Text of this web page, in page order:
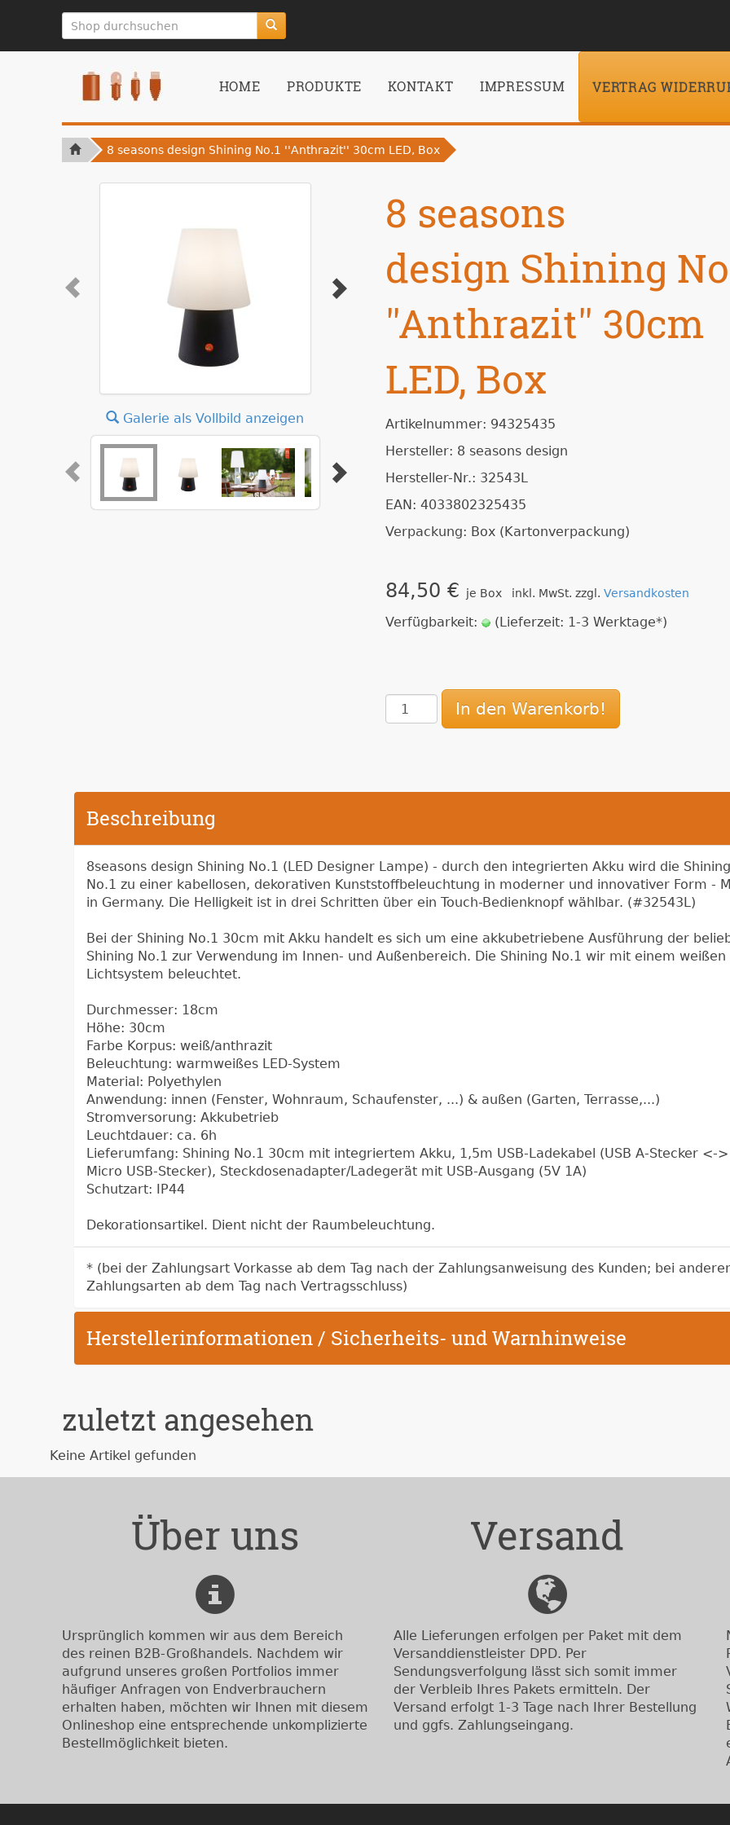
Hauptinhalt
springen
HOME PRODUKTE KONTAKT IMPRESSUM VERTRAG
8 seasons design Shining No.1 ''Anthrazit'' 30cm LED, Box
8 seasons
design Shining
''Anthrazit'' 30cm
LED, Box
Artikelnummer: 94325435
Hersteller: 8 seasons design
Hersteller-Nr.: 32543L
EAN: 4033802325435
Verpackung: Box (Kartonverpackung)
84,50 € je Box inkl. MwSt. zzgl. Versandkosten
Verfügbarkeit: (Lieferzeit: 1-3 Werktage*)
In den Warenkorb!
Galerie als Vollbild anzeigen
Beschreibung
8seasons design Shining No.1 (LED Designer Lampe) - durch den integrierten Akku wird die Shining
No.1 zu einer kabellosen, dekorativen Kunststoffbeleuchtung in moderner und innovativer Form -
in Germany. Die Helligkeit ist in drei Schritten über ein Touch-Bedienknopf wählbar. (#32543L)
Bei der Shining No.1 30cm mit Akku handelt es sich um eine akkubetriebene Ausführung der
Shining No.1 zur Verwendung im Innen- und Außenbereich. Die Shining No.1 wir mit einem weißen
Lichtsystem beleuchtet.
Durchmesser: 18cm
Höhe: 30cm
Farbe Korpus: weiß/anthrazit
Beleuchtung: warmweißes LED-System
Material: Polyethylen
Anwendung: innen (Fenster, Wohnraum, Schaufenster, ...) & außen (Garten, Terrasse,...)
Stromversorung: Akkubetrieb
Leuchtdauer: ca. 6h
Lieferumfang: Shining No.1 30cm mit integriertem Akku, 1,5m USB-Ladekabel (USB A-Stecker <->
Micro USB-Stecker), Steckdosenadapter/Ladegerät mit USB-Ausgang (5V 1A)
Schutzart: IP44
Dekorationsartikel. Dient nicht der Raumbeleuchtung.
* (bei der Zahlungsart Vorkasse ab dem Tag nach der Zahlungsanweisung des Kunden; bei
Zahlungsarten ab dem Tag nach Vertragsschluss)
Herstellerinformationen / Sicherheits- und Warnhinweise
zuletzt angesehen
Keine Artikel gefunden
Über uns
Ursprünglich kommen wir aus dem Bereich
des reinen B2B-Großhandels. Nachdem wir
aufgrund unseres großen Portfolios immer
häufiger Anfragen von Endverbrauchern
erhalten haben, möchten wir Ihnen mit diesem
Onlineshop eine entsprechende unkomplizierte
Bestellmöglichkeit bieten.
Versand
Alle Lieferungen erfolgen per Paket mit dem
Versanddienstleister DPD. Per
Sendungsverfolgung lässt sich somit immer
der Verbleib Ihres Pakets ermitteln. Der
Versand erfolgt 1-3 Tage nach Ihrer Bestellung
und ggfs. Zahlungseingang.